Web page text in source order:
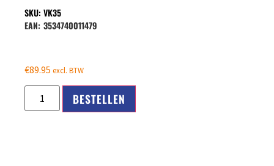
SKU: VK35
EAN: 3534740011479
€89.95 excl. BTW
BESTELLEN